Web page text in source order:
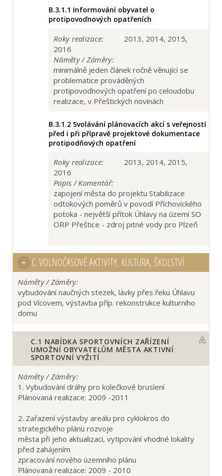
B.3.1.1 Informování obyvatel o
protipovoďnových opatřeních
Roky realizace:
2013, 2014, 2015,
2016
Náměty / Záměry:
minimálně jeden článek ročně věnující se
problematice prováděných
protipovoďnových opatření po celoudobu
realizace, v Přeštických novinách
B.3.1.2 Svolávání plánovacích akcí s veřejností
před i při přípravě projektové dokumentace
protipodňových opatření
Roky realizace:
2013, 2014, 2015,
2016
Popis / Komentář:
zapojení města do projektu Stabilizace
odtokových poměrů v povodí Příchovického
potoka - největší přítok Úhlavy na území SO
ORP Přeštice - zdroj pitné vody pro Plzeň
C.VOLNOČASOVÉ AKTIVITY, KULTURA, ŠKOLSTVÍ
Náměty / Záměry:
vybudování naučných stezek, lávky přes řeku Úhlavu
pod Vícovem, výstavba příp. rekonstrukce kulturního
domu
C.1 NABÍDKA SPORTOVNÍCH ZAŘÍZENÍ
UMOŽNÍ OBYVATELŮM MĚSTA AKTIVNÍ
SPORTOVNÍ VYŽITÍ
Náměty / Záměry:
1. Vybudování dráhy pro kolečkové bruslení
Plánovaná realizace: 2009 -2011
2. Zařazení výstavby areálu pro cyklokros do
strategického plánu rozvoje
města při jeho aktualizaci, vytipování vhodné lokality
před zahájením
zpracování nového územního plánu
Plánovaná realizace: 2009 - 2010